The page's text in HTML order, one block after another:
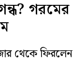
গরমের
থেকে ফিরলেন